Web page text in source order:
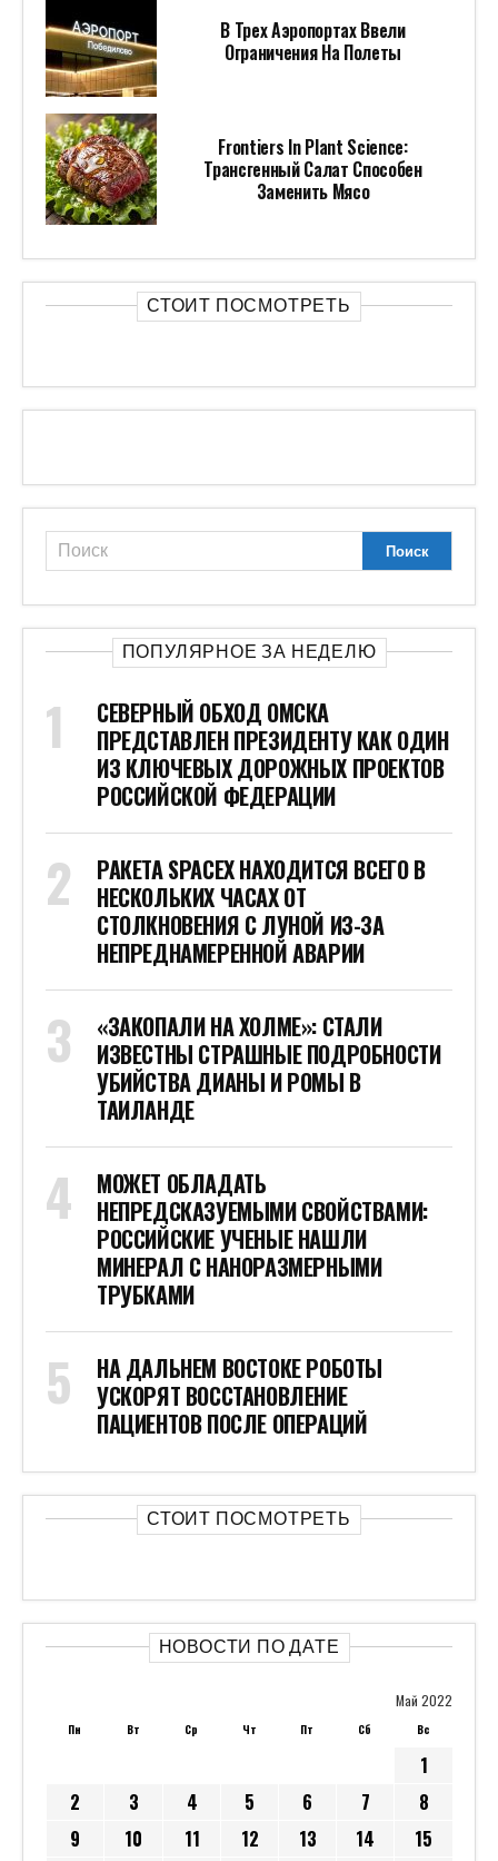
В Трех Аэропортах Ввели
Ограничения На Полеты
Frontiers In Plant Science:
Трансгенный Салат Способен
Заменить Мясо
СТОИТ ПОСМОТРЕТЬ
ПОПУЛЯРНОЕ ЗА НЕДЕЛЮ
СЕВЕРНЫЙ ОБХОД ОМСКА
ПРЕДСТАВЛЕН ПРЕЗИДЕНТУ КАК ОДИН
ИЗ КЛЮЧЕВЫХ ДОРОЖНЫХ ПРОЕКТОВ
РОССИЙСКОЙ ФЕДЕРАЦИИ
РАКЕТА SPACEX НАХОДИТСЯ ВСЕГО В
НЕСКОЛЬКИХ ЧАСАХ ОТ
СТОЛКНОВЕНИЯ С ЛУНОЙ ИЗ-ЗА
НЕПРЕДНАМЕРЕННОЙ АВАРИИ
«ЗАКОПАЛИ НА ХОЛМЕ»: СТАЛИ
ИЗВЕСТНЫ СТРАШНЫЕ ПОДРОБНОСТИ
УБИЙСТВА ДИАНЫ И РОМЫ В
ТАИЛАНДЕ
МОЖЕТ ОБЛАДАТЬ
НЕПРЕДСКАЗУЕМЫМИ СВОЙСТВАМИ:
РОССИЙСКИЕ УЧЕНЫЕ НАШЛИ
МИНЕРАЛ С НАНОРАЗМЕРНЫМИ
ТРУБКАМИ
НА ДАЛЬНЕМ ВОСТОКЕ РОБОТЫ
УСКОРЯТ ВОССТАНОВЛЕНИЕ
ПАЦИЕНТОВ ПОСЛЕ ОПЕРАЦИЙ
СТОИТ ПОСМОТРЕТЬ
НОВОСТИ ПО ДАТЕ
Май 2022
Пн Вт Ср Чт Пт Сб Вс
1
2
3 4 5 6 7
8
9
10 11 12 13 14
15